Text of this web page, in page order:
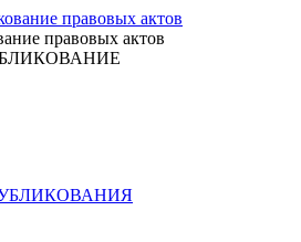
правовых актов